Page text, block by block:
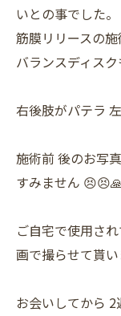
いとの事でした。
筋膜リリースの
バランスディス
右後肢がパテラ
施術前 後のお写
すみません
ご自宅で使用さ
画で撮らせて貰
お会いしてから